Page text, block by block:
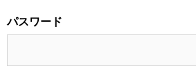
パスワード